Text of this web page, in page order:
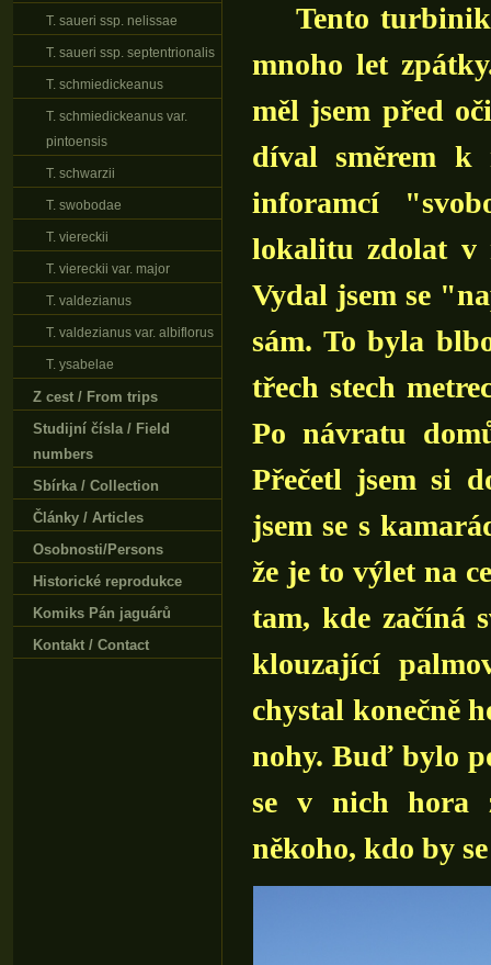
Tento
mnoho let
měl jsem před
díval směrem k
inforamcí
lokalitu zdolat v
Vydal jsem se
sám. To byla
třech stech
Po návratu
Přečetl jsem si
jsem se s
že je to výlet na
tam, kde začíná
klouzající
chystal konečně
nohy. Buď bylo
se v nich hora
někoho, kdo by
T. saueri ssp. nelissae
T. saueri ssp. septentrionalis
T. schmiedickeanus
T. schmiedickeanus var.
pintoensis
T. schwarzii
T. swobodae
T. viereckii
T. viereckii var. major
T. valdezianus
T. valdezianus var. albiflorus
T. ysabelae
Z cest / From trips
Studijní čísla / Field
numbers
Sbírka / Collection
Články / Articles
Osobnosti/Persons
Historické reprodukce
Komiks Pán jaguárů
Kontakt / Contact